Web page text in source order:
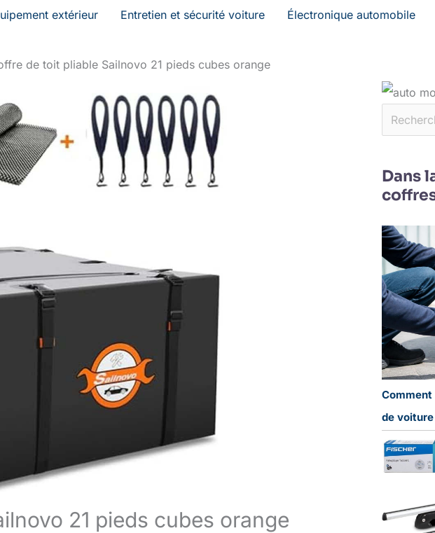
extérieur Entretien et sécurité voiture Électronique automobile
de toit pliable Sailnovo 21 pieds cubes orange
21 pieds cubes orange
Dans
de voiture